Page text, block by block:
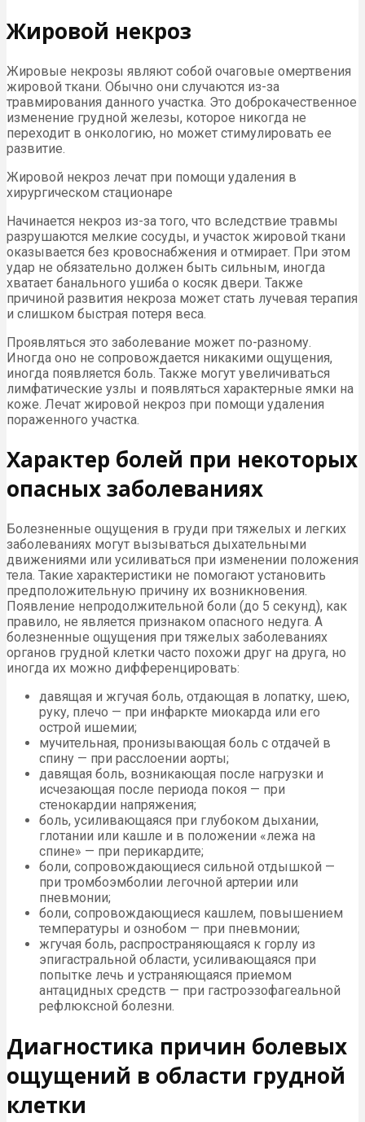
Жировой некроз
Жировые некрозы являют собой очаговые омертвения
жировой ткани. Обычно они случаются из-за
травмирования данного участка. Это доброкачественное
изменение грудной железы, которое никогда не
переходит в онкологию, но может стимулировать ее
развитие.
Жировой некроз лечат при помощи удаления в
хирургическом стационаре
Начинается некроз из-за того, что вследствие травмы
разрушаются мелкие сосуды, и участок жировой ткани
оказывается без кровоснабжения и отмирает. При этом
удар не обязательно должен быть сильным, иногда
хватает банального ушиба о косяк двери. Также
причиной развития некроза может стать лучевая терапия
и слишком быстрая потеря веса.
Проявляться это заболевание может по-разному.
Иногда оно не сопровождается никакими ощущения,
иногда появляется боль. Также могут увеличиваться
лимфатические узлы и появляться характерные ямки на
коже. Лечат жировой некроз при помощи удаления
пораженного участка.
Характер болей при некоторых
опасных заболеваниях
Болезненные ощущения в груди при тяжелых и легких
заболеваниях могут вызываться дыхательными
движениями или усиливаться при изменении положения
тела. Такие характеристики не помогают установить
предположительную причину их возникновения.
Появление непродолжительной боли (до 5 секунд), как
правило, не является признаком опасного недуга. А
болезненные ощущения при тяжелых заболеваниях
органов грудной клетки часто похожи друг на друга, но
иногда их можно дифференцировать:
давящая и жгучая боль, отдающая в лопатку, шею,
руку, плечо — при инфаркте миокарда или его
острой ишемии;
мучительная, пронизывающая боль с отдачей в
спину — при расслоении аорты;
давящая боль, возникающая после нагрузки и
исчезающая после периода покоя — при
стенокардии напряжения;
боль, усиливающаяся при глубоком дыхании,
глотании или кашле и в положении «лежа на
спине» — при перикардите;
боли, сопровождающиеся сильной отдышкой —
при тромбоэмболии легочной артерии или
пневмонии;
боли, сопровождающиеся кашлем, повышением
температуры и ознобом — при пневмонии;
жгучая боль, распространяющаяся к горлу из
эпигастральной области, усиливающаяся при
попытке лечь и устраняющаяся приемом
антацидных средств — при гастроэзофагеальной
рефлюксной болезни.
Диагностика причин болевых
ощущений в области грудной
клетки